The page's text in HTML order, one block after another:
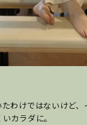
わけではないけど
カラダに。